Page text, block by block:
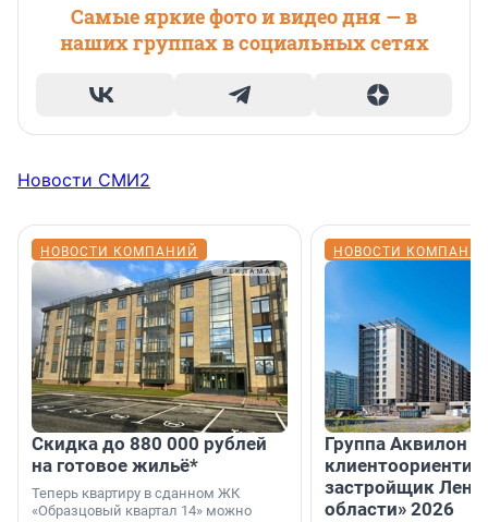
Самые яркие фото и видео дня — в
наших группах в социальных сетях
Новости СМИ2
НОВОСТИ КОМПАНИЙ
Скидка до 880 000 рублей
на готовое жильё*
Теперь квартиру в сданном ЖК
«Образцовый квартал 14» можно
НОВОСТИ
Группа Аквилон
застройщик
области» 2026